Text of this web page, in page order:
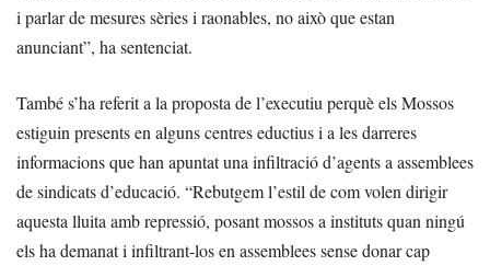
i parlar de mesures sèries i raonables, no això que estan
anunciant”, ha sentenciat.
També s’ha referit a la proposta de l’executiu perquè els Mossos
estiguin presents en alguns centres eductius i a les darreres
informacions que han apuntat una infiltració d’agents a assemblees
de sindicats d’educació. “Rebutgem l’estil de com volen dirigir
aquesta lluita amb repressió, posant mossos a instituts quan ningú
els ha demanat i infiltrant-los en assemblees sense donar cap